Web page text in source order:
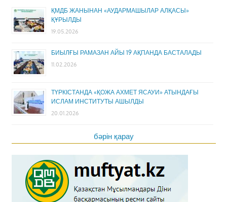
ҚМДБ ЖАНЫНАН «АУДАРМАШЫЛАР АЛҚАСЫ»
ҚҰРЫЛДЫ
19.05.2026
БИЫЛҒЫ РАМАЗАН АЙЫ 19 АҚПАНДА БАСТАЛАДЫ
11.02.2026
ТҮРКІСТАНДА «ҚОЖА АХМЕТ ЯСАУИ» АТЫНДАҒЫ
ИСЛАМ ИНСТИТУТЫ АШЫЛДЫ
20.01.2026
бәрін қарау